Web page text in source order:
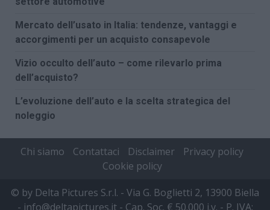
Mercato dell’usato in Italia: tendenze, vantaggi e
accorgimenti per un acquisto consapevole
Vizio occulto dell’auto – come rilevarlo prima
dell’acquisto?
L’evoluzione dell’auto e la scelta strategica del
noleggio
Chi siamo Contattaci Disclaimer
Privacy policy
Cookie policy
© by Delta Pictures S.r.l. - Via G. Boglietti 2, 13900 Biella
- info@deltapictures.it - Cap. Soc. € 50.000 i.v. - P. IVA: